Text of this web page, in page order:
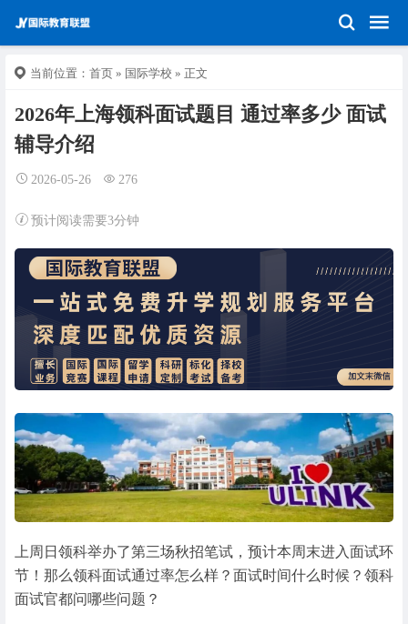
当前位置： 首页 » 国际学校 » 正文
2026年上海领科面试题目 通过率多少 面试
辅导介绍
2026-05-26 276
预计阅读需要3分钟
上周日领科举办了第三场秋招笔试，预计本周末进入面试环
节！那么领科面试通过率怎么样？面试时间什么时候？领科
面试官都问哪些问题？